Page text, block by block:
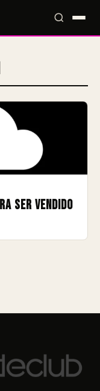
Locales📰 Radar
ser vendido